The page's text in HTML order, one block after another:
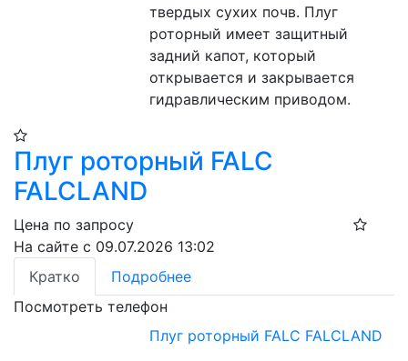
твердых сухих почв. Плуг
роторный имеет защитный
задний капот, который
открывается и закрывается
гидравлическим приводом.
Плуг роторный FALC
FALCLAND
Цена по запросу
На сайте с 09.07.2026 13:02
Кратко
Подробнее
Посмотреть телефон
Плуг роторный FALC FALCLAND